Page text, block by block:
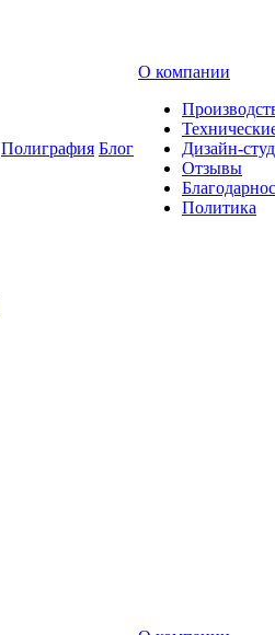
Полиграфия Блог
О компании
Дизайн-
Отзывы
Политика